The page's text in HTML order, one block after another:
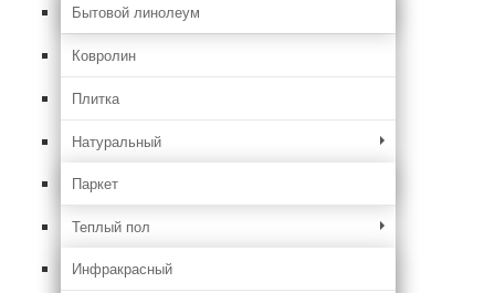
Бытовой линолеум
Ковролин
Плитка
Натуральный
Паркет
Теплый пол
Инфракрасный